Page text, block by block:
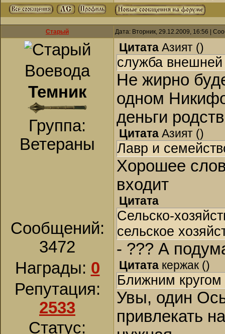
Старый Дата: Вторник, 29.12.2009, 16:56 |
Воевода
Темник
Группа:
Ветераны
Сообщений:
3472
Награды: 0
Репутация:
2533
Статус:
Цитата Азият ()
служба
Не жирно
одном
деньги
Цитата Азият ()
Лавр и
Хорошее
входит
Цитата
Сельско-
сельское
- ??? А
Цитата кержак ()
Ближним
Увы, один
привлекать